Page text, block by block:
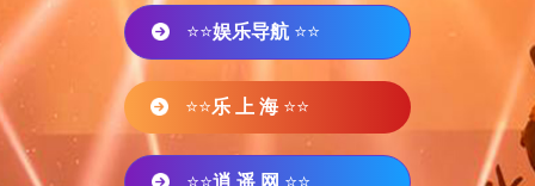
⭐⭐娱乐导航 ⭐⭐
⭐⭐乐 上 海 ⭐⭐
⭐⭐逍 遥 网 ⭐⭐